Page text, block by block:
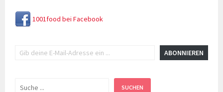
1001food bei Facebook
ABONNIEREN
Suchen SUCHEN